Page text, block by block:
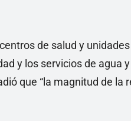
de salud y
y los servicios de agua
que “la magnitud de la